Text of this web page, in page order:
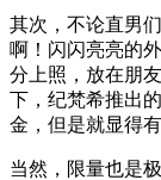
其次，不论直男
啊！闪闪亮亮的
分上照，放在朋
下，纪梵希推出
金，但是就显得
当然，限量也是